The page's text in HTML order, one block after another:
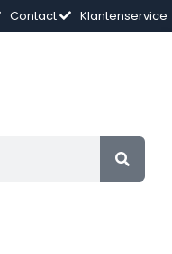
Contact Klantenservice